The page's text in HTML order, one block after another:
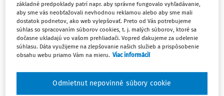
Tento dokument je len pre
predplatiteľov VIP.
Odomknite si prístup zakúpením
predplatného.
základné predpoklady patrí napr. aby správne fungovalo vyhľadávanie,
aby sme vás neobťažovali nevhodnou reklamou alebo aby sme mali
dostatok podnetov, ako web vylepšovať. Preto od Vás potrebujeme
súhlas so spracovaním súborov cookies, t. j. malých súborov, ktoré sa
dočasne ukladajú vo vašom prehliadači. Vopred ďakujeme za udelenie
súhlasu. Dáta využijeme na zlepšovanie našich služieb a prispôsobenie
obsahu webu priamo Vám na mieru. Viac informácií
Odmietnut nepovinné súbory cookie